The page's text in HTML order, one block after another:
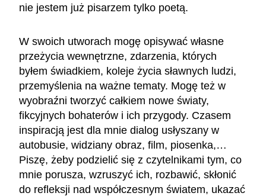
nie jestem już pisarzem tylko poetą.
W swoich utworach mogę opisywać własne
przeżycia wewnętrzne, zdarzenia, których
byłem świadkiem, koleje życia sławnych ludzi,
przemyślenia na ważne tematy. Mogę też w
wyobraźni tworzyć całkiem nowe światy,
fikcyjnych bohaterów i ich przygody. Czasem
inspiracją jest dla mnie dialog usłyszany w
autobusie, widziany obraz, film, piosenka,…
Piszę, żeby podzielić się z czytelnikami tym, co
mnie porusza, wzruszyć ich, rozbawić, skłonić
do refleksji nad współczesnym światem, ukazać